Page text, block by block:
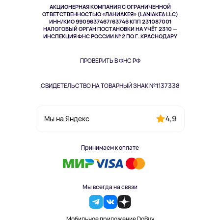
АКЦИОНЕРНАЯ КОМПАНИЯ С ОГРАНИЧЕННОЙ
ОТВЕТСТВЕННОСТЬЮ «ЛАНИАКЕЯ» (LANIAKEA LLC)
ИНН/КИО 9909637467/63746 КПП 231087001
НАЛОГОВЫЙ ОРГАН ПОСТАНОВКИ НА УЧЁТ 2310 —
ИНСПЕКЦИЯ ФНС РОССИИ № 2 ПО Г. КРАСНОДАРУ
ПРОВЕРИТЬ В ФНС РФ
СВИДЕТЕЛЬСТВО НА ТОВАРНЫЙ ЗНАК №1137338
Мы на Яндекс 4,9
Принимаем к оплате
Мы всегда на связи
Здоровье питомцев
Одежда и аксессуары